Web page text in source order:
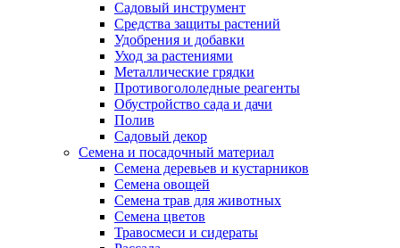
Садовый инструмент
Средства защиты растений
Удобрения и добавки
Уход за растениями
Металлические грядки
Противогололедные реагенты
Обустройство сада и дачи
Полив
Садовый декор
Семена и посадочный материал
Семена деревьев и кустарников
Семена овощей
Семена трав для животных
Семена цветов
Травосмеси и сидераты